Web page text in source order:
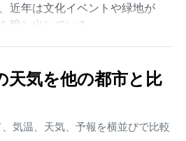
近年は文化イベントや緑地が
醸し出している。
Dfb）。夏は平均気温が20℃
積雪も見られる。年間降水量
は季節により変動。夏は薄手
は気温の変動が激しく、重ね
天気を他の都市と比
気温、天気、予報を横並びで比較